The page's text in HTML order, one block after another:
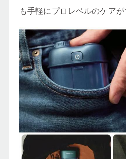
も手軽にプロレベルのケアが